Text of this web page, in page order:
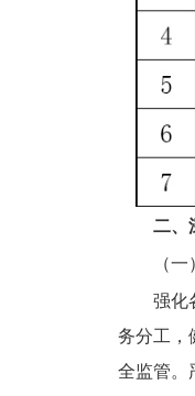
二、
（
强化
务分工，
全监管。